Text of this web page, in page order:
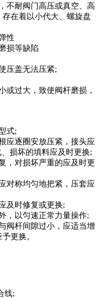
不耐阀门高压或真空、高
在着以小代大、螺旋盘
性
损等缺陷
压盖无法压紧;
或过大，致使阀杆磨损，
式;
应逐圈安放压紧，接头应
损坏的填料应及时更换;
，对损坏严重的应及时更
对称均匀地把紧，压套应
及时修复或更换;
，以匀速正常力量操作;
阀杆间隙过小，应适当增
更换。
线;